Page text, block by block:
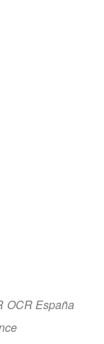
OCR España